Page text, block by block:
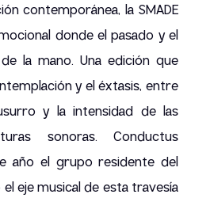
contemporánea, la SMADE
donde el pasado y el
la mano. Una edición que
y el éxtasis, entre
y la intensidad de las
sonoras. Conductus
año el grupo residente del
eje musical de esta travesía